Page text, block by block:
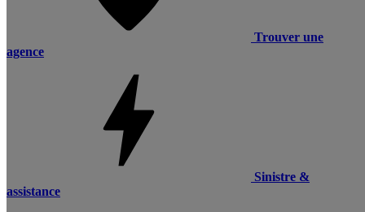
Trouver une
agence
Sinistre &
assistance